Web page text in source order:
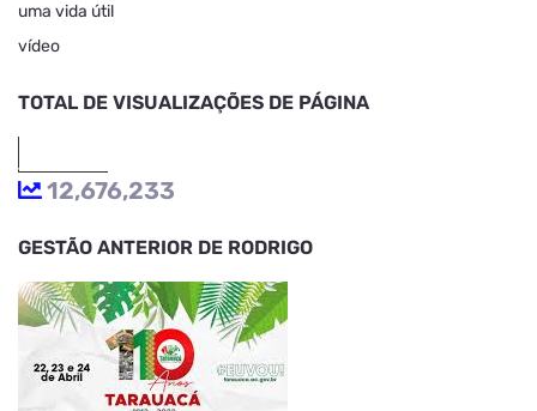
uma vida útil
vídeo
TOTAL DE VISUALIZAÇÕES DE PÁGINA
12,676,233
GESTÃO ANTERIOR DE RODRIGO